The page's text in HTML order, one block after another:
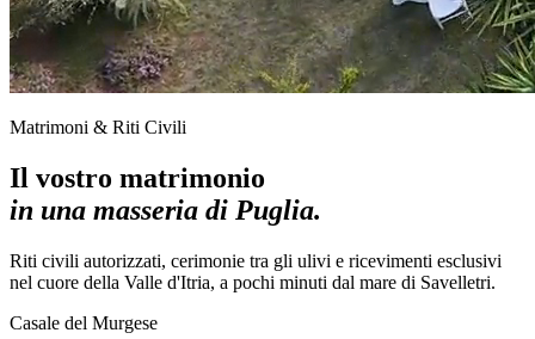
Matrimoni & Riti Civili
Il vostro matrimonio
in una masseria di Puglia.
Riti civili autorizzati, cerimonie tra gli ulivi e ricevimenti esclusivi
nel cuore della Valle d'Itria, a pochi minuti dal mare di Savelletri.
Casale del Murgese